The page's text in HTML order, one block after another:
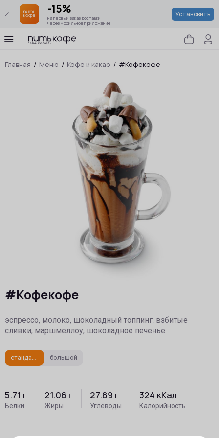
-15%
на первый заказ доставки
через мобильное приложение
Установить
Главная / Меню / Кофе и какао / #Кофекофе
#Кофекофе
эспрессо, молоко, шоколадный топпинг, взбитые
сливки, маршмеллоу, шоколадное печенье
стандартный большой
5.71 г
Белки
21.06 г
Жиры
27.89 г
Углеводы
324 кКал
Калорийность